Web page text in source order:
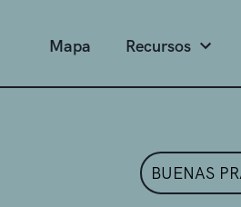
Mapa Recursos
BUENAS